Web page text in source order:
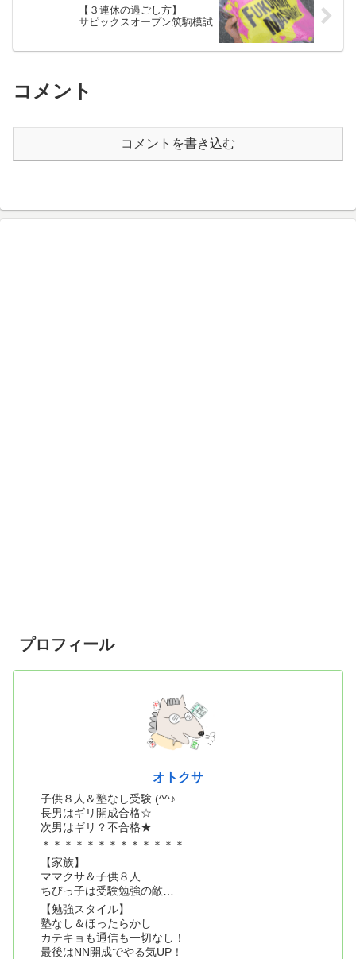
【３連休の過ごし方】
サピックスオープン筑駒模試
コメント
コメントを書き込む
プロフィール
オトクサ
子供８人＆塾なし受験 (^^♪
長男はギリ開成合格☆
次男はギリ？不合格★
＊＊＊＊＊＊＊＊＊＊＊＊＊
【家族】
ママクサ＆子供８人
ちびっ子は受験勉強の敵…
【勉強スタイル】
塾なし＆ほったらかし
カテキョも通信も一切なし！
最後はNN開成でやる気UP！